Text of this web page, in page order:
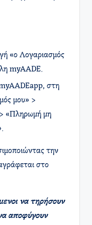
«ο Λογαριασμός
myAADE.​
στη
μου» >
«Πληρωμή μη
την
στο
να τηρήσουν
αποφύγουν